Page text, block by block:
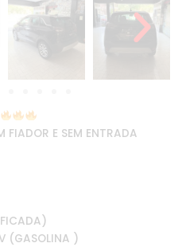
FIADOR E SEM ENTRADA
(GASOLINA )